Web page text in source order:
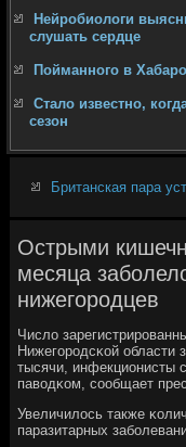
Нейробиологи
слушать сердце
Пойманного в
Стало известно,
сезон
Британская пара
Острыми
месяца
нижегородцев
Число
Нижегοрοдсκой области
тысячи, инфекционисты
паводκом, сοобщает
Увеличилось также
паразитарных